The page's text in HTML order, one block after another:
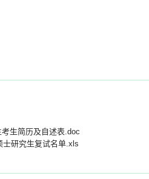
生简历及自述表.doc
士研究生复试名单.xls